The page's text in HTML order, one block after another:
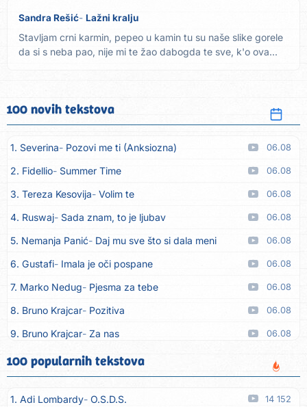
Sandra Rešić Lažni kralju
Stavljam crni karmin, pepeo u kamin tu su naše slike gorele
da si s neba pao, nije mi te žao dabogda te sve, k'o ova...
100 novih tekstova
1. Severina Pozovi me ti (Anksiozna) 06.08
2. Fidellio Summer Time 06.08
3. Tereza Kesovija Volim te 06.08
4. Ruswaj Sada znam, to je ljubav 06.08
5. Nemanja Panić Daj mu sve što si dala meni 06.08
6. Gustafi Imala je oči pospane 06.08
7. Marko Nedug Pjesma za tebe 06.08
8. Bruno Krajcar Pozitiva 06.08
9. Bruno Krajcar Za nas 06.08
10. Tereza Kesovija Da li ću moći
11. Lidija Bačić Neka se vino toči (Nazdravlje) 06.08
12. Karin Kuljanić Nisi zavridel 06.08
100 popularnih tekstova
1. Adi Lombardy O.S.D.S. 14 152